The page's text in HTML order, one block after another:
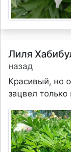
Лиля
назад
Красивый, но
зацвел только